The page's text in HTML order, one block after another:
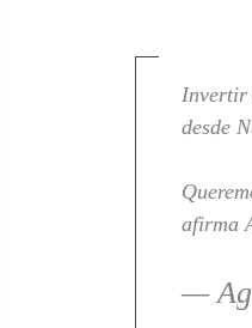
Invertir
desde
afirma
—